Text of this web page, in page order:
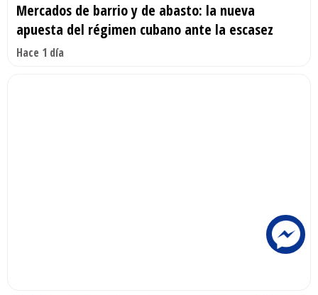
Mercados de barrio y de abasto: la nueva
apuesta del régimen cubano ante la escasez
Hace 1 día